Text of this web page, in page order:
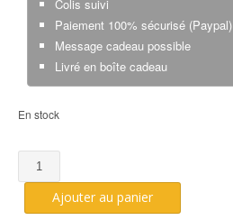
Colis suivi
Paiement 100% sécurisé (Paypal)
Message cadeau possible
Livré en boîte cadeau
En stock
quantité
de
NumérologieAjouter au panier